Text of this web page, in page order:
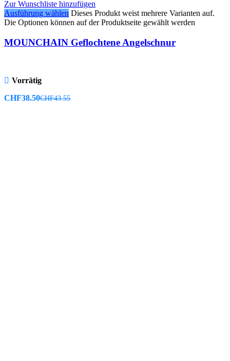
Zur Wunschliste hinzufügen
Ausführung wählen Dieses Produkt weist mehrere Varianten auf.
Die Optionen können auf der Produktseite gewählt werden
MOUNCHAIN Geflochtene Angelschnur
Vorrätig
CHF38.50CHF43.55